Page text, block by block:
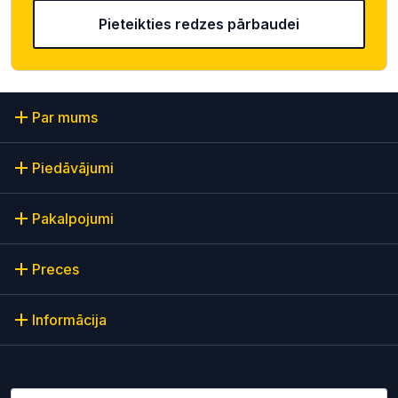
Pieteikties redzes pārbaudei
Par mums
Piedāvājumi
Pakalpojumi
Preces
Informācija